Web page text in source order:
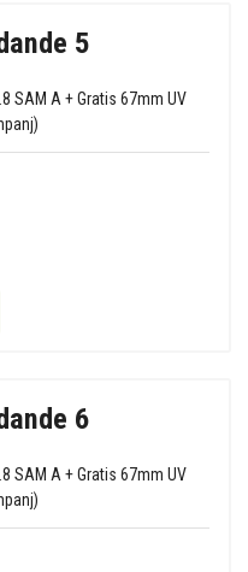
5
SAM A + Gratis 67mm UV
6
SAM A + Gratis 67mm UV